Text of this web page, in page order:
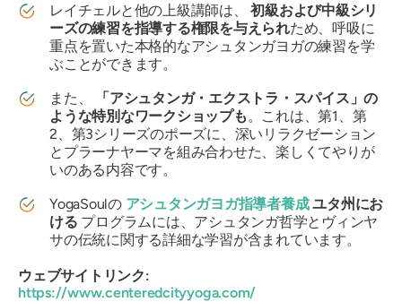
レイチェルと他の上級講師は、初級および中級シリ
ーズの練習を指導する権限を与えられため、呼吸に
重点を置いた本格的なアシュタンガヨガの練習を学
ぶことができます。
また、
「アシュタンガ・エクストラ・スパイス」の
ような特別なワークショップも 。これは、第1、第
2、第3シリーズのポーズに、深いリラクゼーション
とプラーナヤーマを組み合わせた、楽しくてやりが
いのある内容です。
YogaSoulの アシュタンガヨガ指導者養成ユタ州にお
ける プログラムには、アシュタンガ哲学とヴィンヤ
サの伝統に関する詳細な学習が含まれています。
ウェブサイトリンク:
https://www.centeredcityyoga.com/